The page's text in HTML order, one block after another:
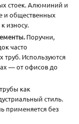
стоек. Алюминий и
и общественных
износу.
Поручни,
часто
труб. Используются
— от офисов до
как
стиль.
применяется без